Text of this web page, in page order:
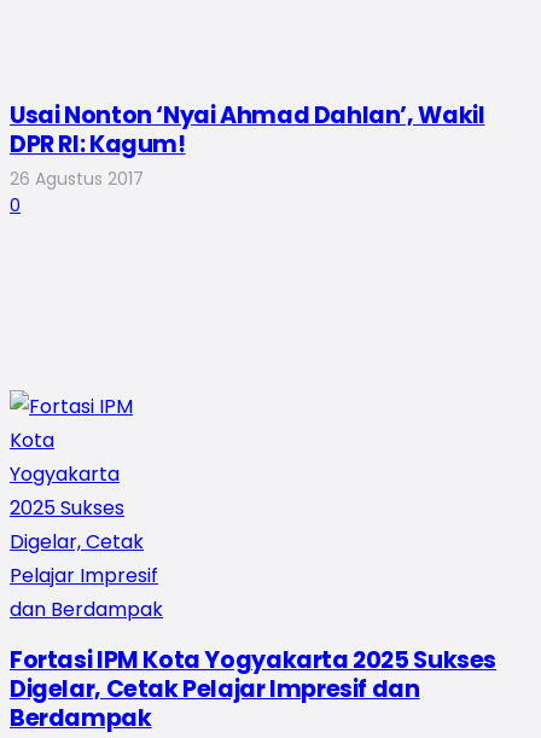
Usai Nonton ‘Nyai Ahmad Dahlan’, Wakil
DPR RI: Kagum!
26 Agustus 2017
0
Fortasi IPM Kota Yogyakarta 2025 Sukses
Digelar, Cetak Pelajar Impresif dan
Berdampak